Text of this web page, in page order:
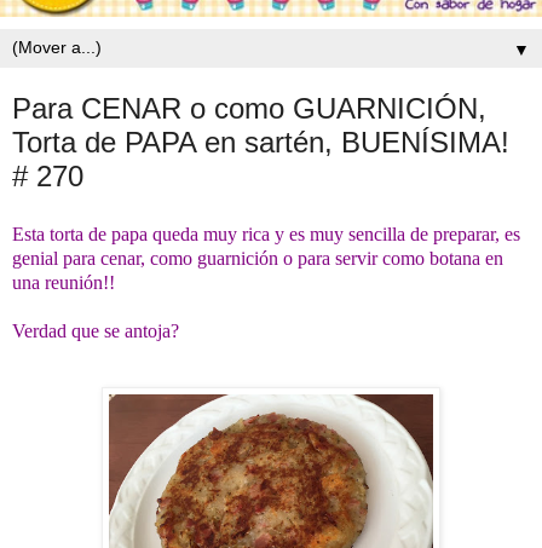
▼
Para CENAR o como GUARNICIÓN,
Torta de PAPA en sartén, BUENÍSIMA!
# 270
Esta torta de papa queda muy rica y es muy sencilla de preparar, es
genial para cenar, como guarnición o para servir como botana en
una reunión!!
Verdad que se antoja?